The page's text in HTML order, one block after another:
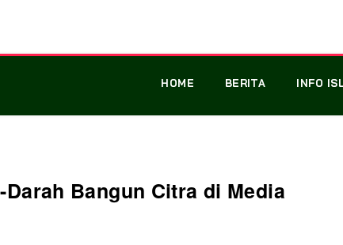
HOME BERITA INFO
Bangun Citra di Media